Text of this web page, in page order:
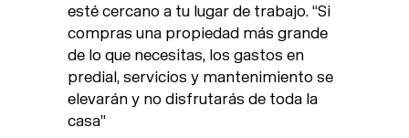
esté cercano a tu lugar de trabajo. “Si
compras una propiedad más grande
de lo que necesitas, los gastos en
predial, servicios y mantenimiento se
elevarán y no disfrutarás de toda la
casa”